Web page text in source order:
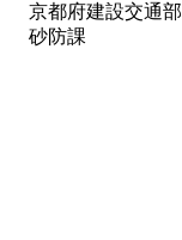
京都府建設交通部
砂防課